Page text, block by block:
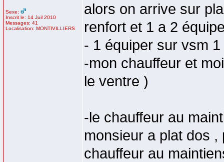
Sexe:
Inscrit le: 14 Juil 2010
Messages: 41
Localisation: MONTIVILLIERS
alors on arrive sur
renfort et 1 a 2
- 1 équiper sur vsm
-mon chauffeur et
le ventre )
-le chauffeur au
monsieur a plat dos
chauffeur au